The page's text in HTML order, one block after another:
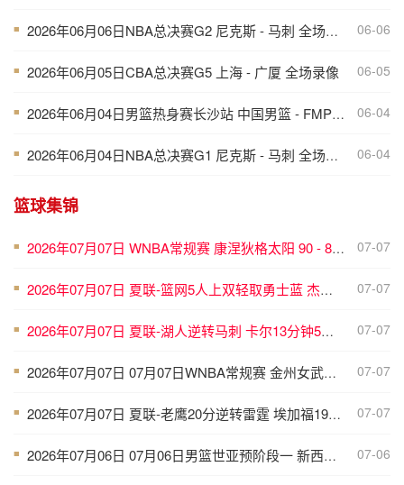
■ 2026年06月06日NBA总决赛G2 尼克斯 - 马刺 全场录像 06-06
■ 2026年06月05日CBA总决赛G5 上海 - 广厦 全场录像 06-05
■ 2026年06月04日男篮热身赛长沙站 中国男篮 - FMP拉德尼基 全场录像 06-04
■ 2026年06月04日NBA总决赛G1 尼克斯 - 马刺 全场录像 06-04
篮球集锦
■ 2026年07月07日 WNBA常规赛 康涅狄格太阳 90 - 89 明尼苏达山猫 全场集锦 07-07
■ 2026年07月07日 夏联-篮网5人上双轻取勇士蓝 杰明23+8+5 6号秀布朗10+4 07-07
■ 2026年07月07日 夏联-湖人逆转马刺 卡尔13分钟5分 贾科比·吉莱斯皮19分6助 07-07
■ 2026年07月07日 07月07日WNBA常规赛 金州女武神62-49华盛顿神秘人 全场集锦 07-07
■ 2026年07月07日 夏联-老鹰20分逆转雷霆 埃加福19+15 马拉9中3&4帽5失误 07-07
■ 2026年07月06日 07月06日男篮世亚预阶段一 新西兰男篮 129 - 75 关岛男篮 全场集锦 07-06